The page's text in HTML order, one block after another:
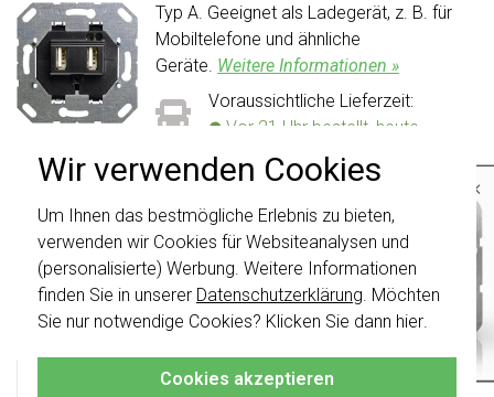
Wir verwenden Cookies
Um Ihnen das bestmögliche Erlebnis zu bieten,
verwenden wir Cookies für Websiteanalysen und
(personalisierte) Werbung. Weitere Informationen
finden Sie in unserer Datenschutzerklärung. Möchten
Sie nur notwendige Cookies? Klicken Sie dann hier.
Cookies akzeptieren
Typ A. Geeignet als Ladegerät, z. B. für
Mobiltelefone und ähnliche
Geräte. Weitere Informationen »
Voraussichtliche Lieferzeit:
Vor 21 Uhr bestellt, heute
verschickt*
Aktueller Lagerbestand:
3 stuk(s)
53,95 +
- In den Warenkorb
Produktbeschreibung
Gira 0876005 Datenblatt
×
Wichtig: Gira Schalter und
Schalterwippen wurden erneuert. Sie sind
2024 kombinierbar.
Klicken Sie hier
für weitere Informationen,
damit Sie immer das Richtige bestellen.